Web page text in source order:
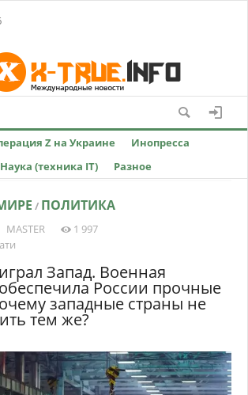
Z на Украине
Инопресса
Наука (техника IT) Разное
/ ПОЛИТИКА
MASTER
1 997
Запад. Военная
России прочные
западные страны не
тем же?